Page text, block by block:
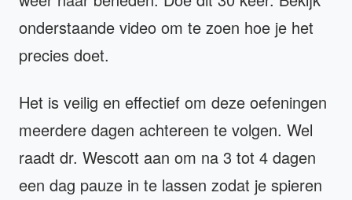
onderstaande video om te zoen hoe je het
precies doet.
Het is veilig en effectief om deze oefeningen
meerdere dagen achtereen te volgen. Wel
raadt dr. Wescott aan om na 3 tot 4 dagen
een dag pauze in te lassen zodat je spieren